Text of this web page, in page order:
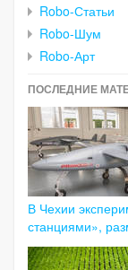
Robo-Статьи
Robo-Шум
Robo-Арт
ПОСЛЕДНИЕ
В Чехии
станциями»,